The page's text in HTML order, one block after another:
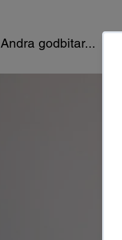
Andra godbitar...